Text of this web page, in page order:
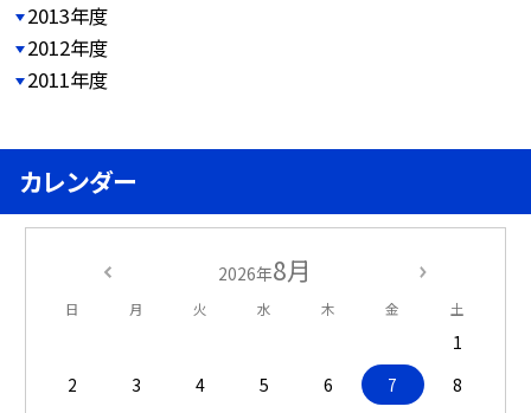
2013年度
2012年度
2011年度
カレンダー
2026年8月
日 月 火 水 木 金 土
1
2
3 4 5 6 7
8